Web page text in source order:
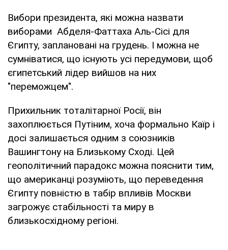
Вибори президента, які можна назвати
виборами Абделя-Фаттаха Аль-Сісі для
Єгипту, заплановані на грудень. І можна не
сумніватися, що існують усі передумови, щоб
єгипетський лідер вийшов на них
"переможцем".
Прихильник тоталітарної Росії, він
захоплюється Путіним, хоча формально Каїр і
досі залишається одним з союзників
Вашингтону на Близькому Сході. Цей
геополітичний парадокс можна пояснити тим,
що американці розуміють, що переведення
Єгипту повністю в табір впливів Москви
загрожує стабільності та миру в
близькосхідному регіоні.